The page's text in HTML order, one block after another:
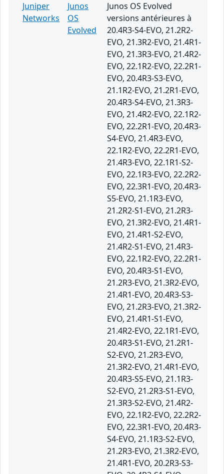
Juniper
Networks
Junos
OS
Evolved
Junos OS Evolved
versions antérieures à
20.4R3-S4-EVO, 21.2R2-
EVO, 21.3R2-EVO, 21.4R1-
EVO, 21.3R3-EVO, 21.4R2-
EVO, 22.1R2-EVO, 22.2R1-
EVO, 20.4R3-S3-EVO,
21.1R2-EVO, 21.2R1-EVO,
20.4R3-S4-EVO, 21.3R3-
EVO, 21.4R2-EVO, 22.1R2-
EVO, 22.2R1-EVO, 20.4R3-
S4-EVO, 21.4R3-EVO,
22.1R2-EVO, 22.2R1-EVO,
21.4R3-EVO, 22.1R1-S2-
EVO, 22.1R3-EVO, 22.2R2-
EVO, 22.3R1-EVO, 20.4R3-
S5-EVO, 21.1R3-EVO,
21.2R2-S1-EVO, 21.2R3-
EVO, 21.3R2-EVO, 21.4R1-
EVO, 21.4R1-S2-EVO,
21.4R2-S1-EVO, 21.4R3-
EVO, 22.1R2-EVO, 22.2R1-
EVO, 20.4R3-S1-EVO,
21.2R3-EVO, 21.3R2-EVO,
21.4R1-EVO, 20.4R3-S3-
EVO, 21.2R3-EVO, 21.3R2-
EVO, 21.4R1-S1-EVO,
21.4R2-EVO, 22.1R1-EVO,
20.4R3-S1-EVO, 21.2R1-
S2-EVO, 21.2R3-EVO,
21.3R2-EVO, 21.4R1-EVO,
20.4R3-S5-EVO, 21.1R3-
S2-EVO, 21.2R3-S1-EVO,
21.3R3-S2-EVO, 21.4R2-
EVO, 22.1R2-EVO, 22.2R2-
EVO, 22.3R1-EVO, 20.4R3-
S4-EVO, 21.1R3-S2-EVO,
21.2R3-EVO, 21.3R2-EVO,
21.4R1-EVO, 20.2R3-S3-